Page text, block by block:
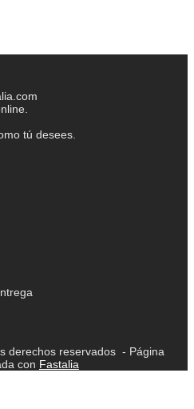
tú desees.
derechos reservados - Página
con Fastalia